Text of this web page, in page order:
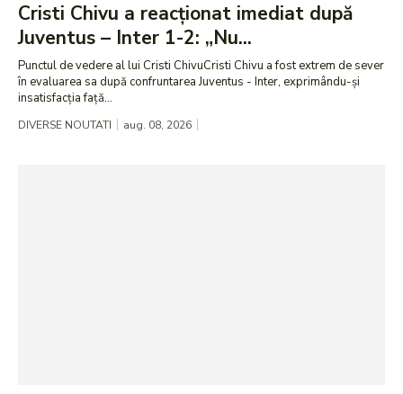
Cristi Chivu a reacționat imediat după
Juventus – Inter 1-2: „Nu...
Punctul de vedere al lui Cristi ChivuCristi Chivu a fost extrem de sever
în evaluarea sa după confruntarea Juventus - Inter, exprimându-și
insatisfacția față...
DIVERSE NOUTATI aug. 08, 2026